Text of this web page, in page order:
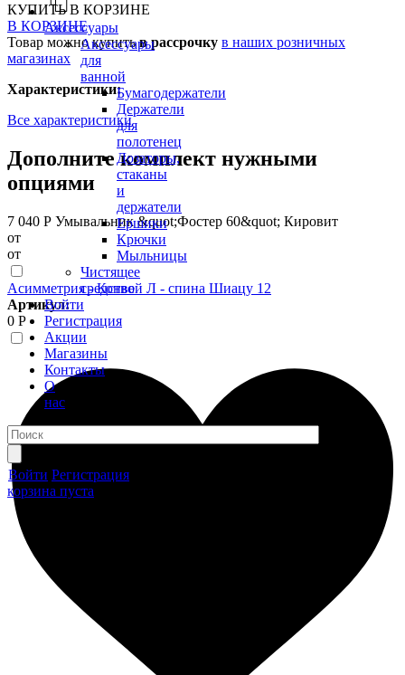
Аксессуары
Аксессуары
для
ванной
Бумагодержатели
Держатели
для
полотенец
Дозаторы,
стаканы
и
держатели
Ершики
Крючки
Мыльницы
Чистящее
средство
Войти
Регистрация
Акции
Магазины
Контакты
О
нас
Войти Регистрация
корзина пуста
КУПИТЬ В КОРЗИНЕ
В КОРЗИНЕ
Товар можно купитьв рассрочку в наших розничных
магазинах
Характеристики:
Все характеристики
Дополните комплект нужными
опциями
7 040 Р Умывальник &quot;Фостер 60&quot; Кировит
от
от
Асимметрия - Конвей Л - спина Шиацу 12
Артикул:
0 Р